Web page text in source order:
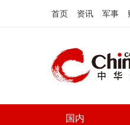
首页 资讯 军事
国内